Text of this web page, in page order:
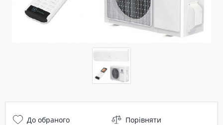
До обраного Порівняти